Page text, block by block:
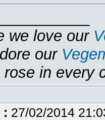
we love our
our
in every
: 27/02/2014